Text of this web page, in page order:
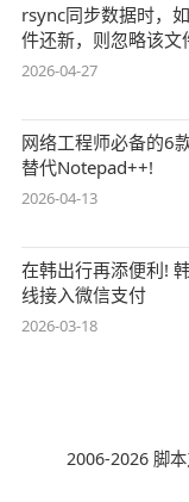
rsync同步数据时，
件还新，则忽略该文
2026-04-27
网络工程师必备的6
替代Notepad++!
2026-04-13
在韩出行再添便利!
线接入微信支付
2026-03-18
2006-2026 脚